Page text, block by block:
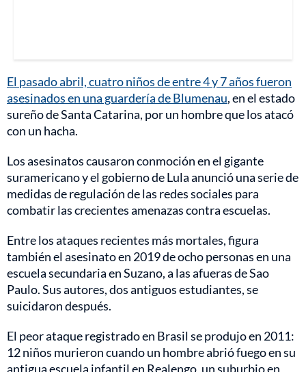
El pasado abril, cuatro niños de entre 4 y 7 años fueron
asesinados en una guardería de Blumenau, en el estado
sureño de Santa Catarina, por un hombre que los atacó
con un hacha.
Los asesinatos causaron conmoción en el gigante
suramericano y el gobierno de Lula anunció una serie de
medidas de regulación de las redes sociales para
combatir las crecientes amenazas contra escuelas.
Entre los ataques recientes más mortales, figura
también el asesinato en 2019 de ocho personas en una
escuela secundaria en Suzano, a las afueras de Sao
Paulo. Sus autores, dos antiguos estudiantes, se
suicidaron después.
El peor ataque registrado en Brasil se produjo en 2011:
12 niños murieron cuando un hombre abrió fuego en su
antigua escuela infantil en Realengo, un suburbio en